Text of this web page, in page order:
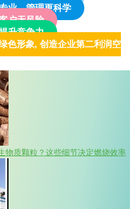
业、管理更科学
户无风险
升竞争力
色形象, 创造企业第二利润空
物质颗粒？这些细节决定燃烧效率